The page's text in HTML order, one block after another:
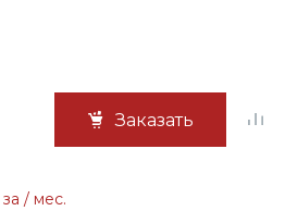
Заказать
за / мес.